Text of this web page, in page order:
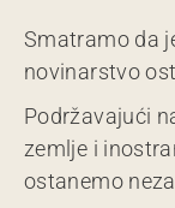
Smatramo da
novinarstvo
Podržavajući
zemlje i
ostanemo